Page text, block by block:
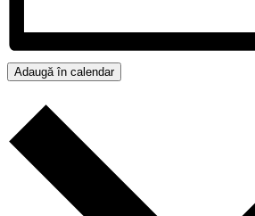
Adaugă în calendar